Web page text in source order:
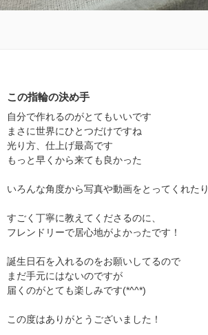
この指輪の決め手
自分で作れるのがとてもいいです
まさに世界にひとつだけですね
光り方、仕上げ最高です
もっと早くから来ても良かった
いろんな角度から写真や動画をとってくれたり
すごく丁寧に教えてくださるのに、
フレンドリーで居心地がよかったです！
誕生日石を入れるのをお願いしてるので
まだ手元にはないのですが
届くのがとても楽しみです(*^^*)
この度はありがとうございました！